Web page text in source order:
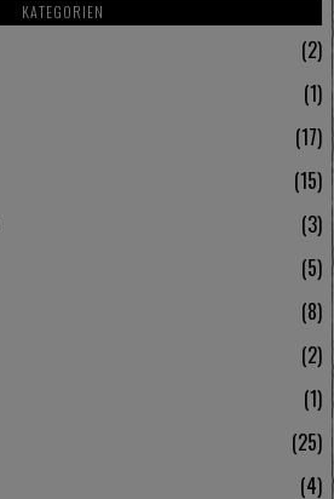
KATEGORIEN
2
1
17
15
3
5
8
2
1
25
4